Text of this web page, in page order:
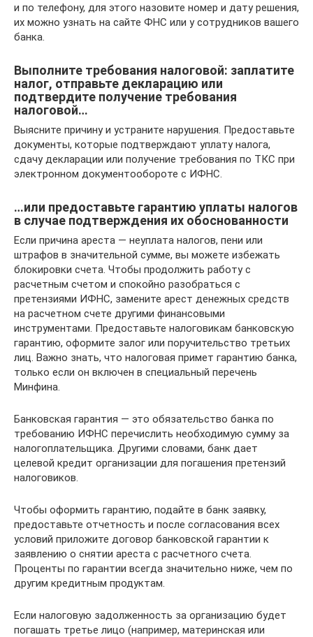
и по телефону, для этого назовите номер и дату решения,
их можно узнать на сайте ФНС или у сотрудников вашего
банка.
Выполните требования налоговой: заплатите
налог, отправьте декларацию или
подтвердите получение требования
налоговой…
Выясните причину и устраните нарушения. Предоставьте
документы, которые подтверждают уплату налога,
сдачу декларации или получение требования по ТКС при
электронном документообороте с ИФНС.
…или предоставьте гарантию уплаты налогов
в случае подтверждения их обоснованности
Если причина ареста — неуплата налогов, пени или
штрафов в значительной сумме, вы можете избежать
блокировки счета. Чтобы продолжить работу с
расчетным счетом и спокойно разобраться с
претензиями ИФНС, замените арест денежных средств
на расчетном счете другими финансовыми
инструментами. Предоставьте налоговикам банковскую
гарантию, оформите залог или поручительство третьих
лиц. Важно знать, что налоговая примет гарантию банка,
только если он включен в специальный перечень
Минфина.
Банковская гарантия — это обязательство банка по
требованию ИФНС перечислить необходимую сумму за
налогоплательщика. Другими словами, банк дает
целевой кредит организации для погашения претензий
налоговиков.
Чтобы оформить гарантию, подайте в банк заявку,
предоставьте отчетность и после согласования всех
условий приложите договор банковской гарантии к
заявлению о снятии ареста с расчетного счета.
Проценты по гарантии всегда значительно ниже, чем по
другим кредитным продуктам.
Если налоговую задолженность за организацию будет
погашать третье лицо (например, материнская или